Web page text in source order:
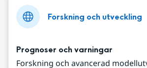
Forskning och utveckling
Prognoser och varningar
Forskning och avancerad